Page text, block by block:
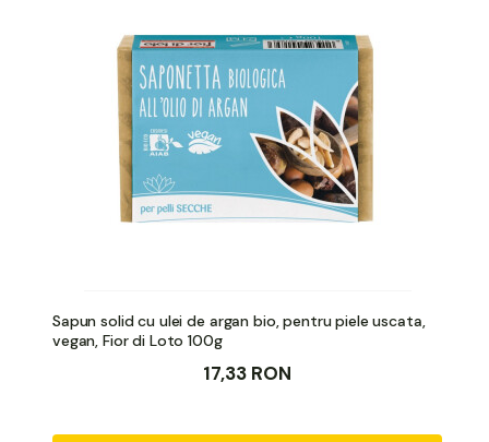
Sapun solid cu ulei de argan bio, pentru piele uscata,
vegan, Fior di Loto 100g
17,33 RON